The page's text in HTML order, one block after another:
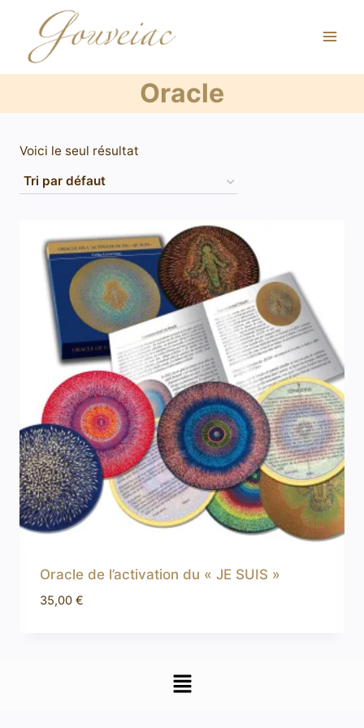
Oracle
Voici le seul résultat
Oracle de l’activation du « JE SUIS »
35,00 €